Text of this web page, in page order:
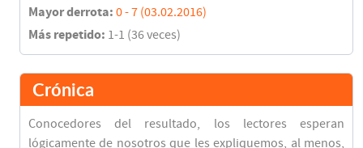
Mayor derrota: 0 - 7 (03.02.2016)
Más repetido: 1-1 (36 veces)
Crónica
Conocedores del resultado, los lectores esperan
lógicamente de nosotros que les expliquemos, al menos,